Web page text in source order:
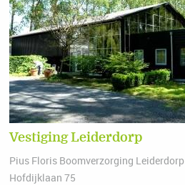
Vestiging Leiderdorp
Pius Floris Boomverzorging Leiderdorp
Hofdijklaan 75